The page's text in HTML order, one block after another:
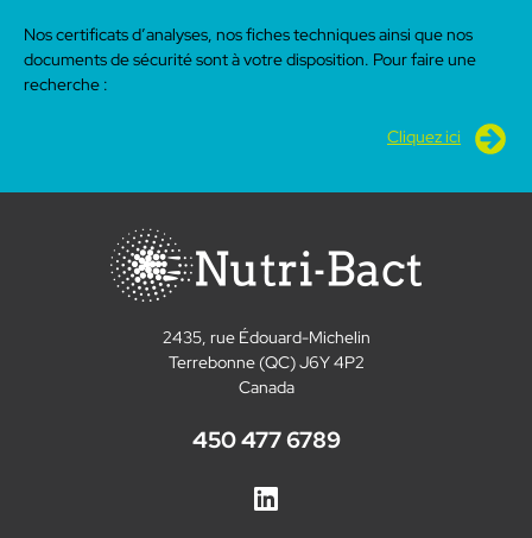
Nos certificats d’analyses, nos fiches techniques ainsi que nos
documents de sécurité sont à votre disposition. Pour faire une
recherche :
Cliquez ici
2435, rue Édouard-Michelin
Terrebonne (QC) J6Y 4P2
Canada
450 477 6789